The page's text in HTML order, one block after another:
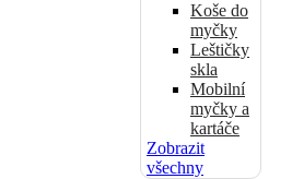
Koše do
myčky
Leštičky
skla
Mobilní
myčky a
kartáče
Zobrazit
všechny